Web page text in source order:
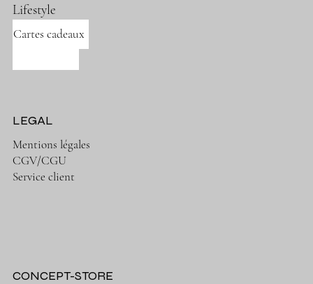
Lifestyle
Cartes cadeaux
LEGAL
Mentions légales
CGV/CGU
Service client
CONCEPT-STORE